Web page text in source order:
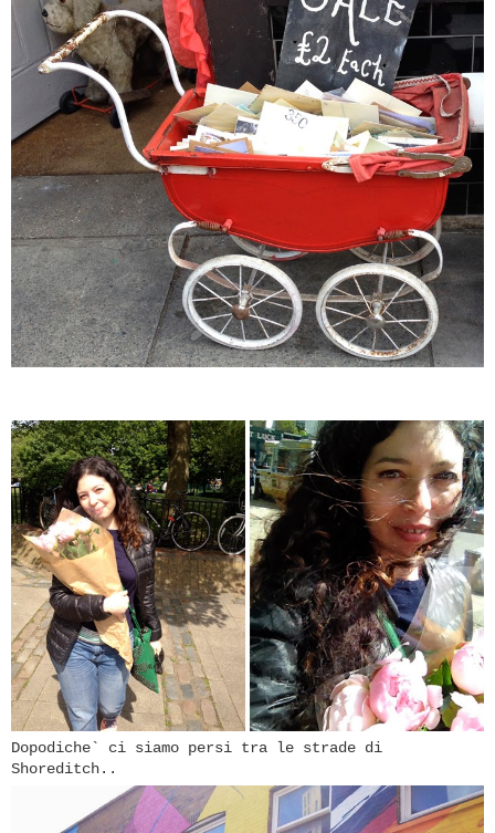
Dopodiche` ci siamo persi tra le strade di
Shoreditch..